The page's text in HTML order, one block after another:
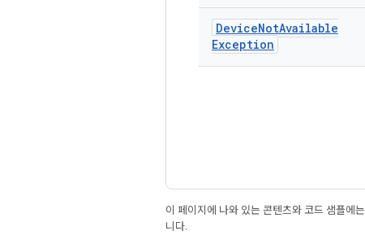
DeviceNotAvailable
Exception
이 페이지에 나와 있는 콘텐츠와 코드 샘플에는
니다.